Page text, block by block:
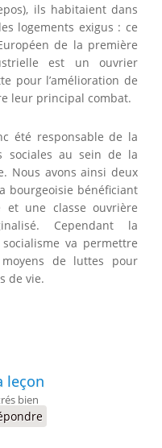
ils habitaient dans
logements exigus : ce
de la première
est un ouvrier
pour l’amélioration de
leur principal combat.
été responsable de la
sociales au sein de la
Nous avons ainsi deux
bourgeoisie bénéficiant
une classe ouvrière
Cependant la
va permettre
de luttes pour
de vie.
leçon
bien